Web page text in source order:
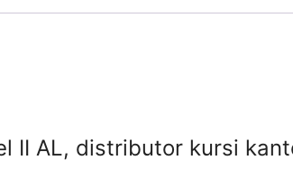
II AL, distributor kursi